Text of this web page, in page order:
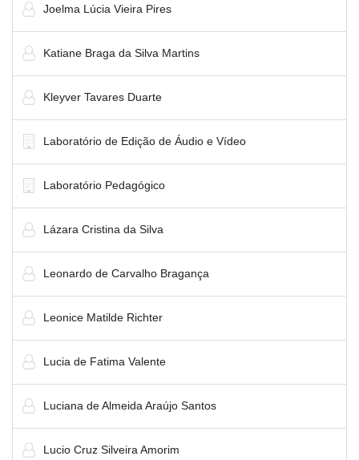
Joelma Lúcia Vieira Pires
Katiane Braga da Silva Martins
Kleyver Tavares Duarte
Laboratório de Edição de Áudio e Vídeo
Laboratório Pedagógico
Lázara Cristina da Silva
Leonardo de Carvalho Bragança
Leonice Matilde Richter
Lucia de Fatima Valente
Luciana de Almeida Araújo Santos
Lucio Cruz Silveira Amorim